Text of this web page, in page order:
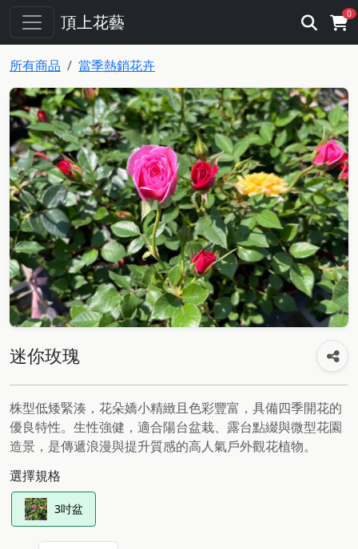
頂上花藝 0
所有商品 當季熱銷花卉
迷你玫瑰
株型低矮緊湊，花朵嬌小精緻且色彩豐富，具備四季開花的
優良特性。生性強健，適合陽台盆栽、露台點綴與微型花園
造景，是傳遞浪漫與提升質感的高人氣戶外觀花植物。
選擇規格
3吋盆